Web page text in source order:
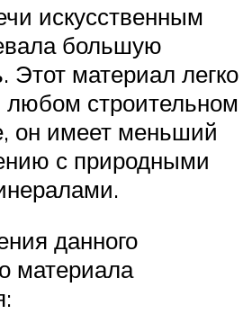
искусственным
большую
Этот материал легко
любом строительном
он имеет меньший
с природными
данного
материала